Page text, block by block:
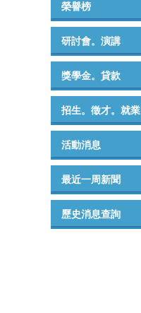
榮譽榜
研討會。演講
獎學金。貸款
招生。徵才。就業
活動消息
最近一周新聞
歷史消息查詢